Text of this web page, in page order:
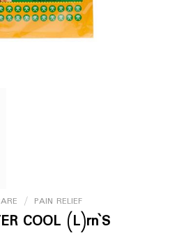
/ PAIN RELIEF
COOL (L)rn`S